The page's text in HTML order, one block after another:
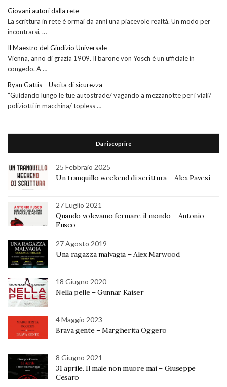
Giovani autori dalla rete
La scrittura in rete è ormai da anni una piacevole realtà. Un modo per
incontrarsi, …
Il Maestro del Giudizio Universale
Vienna, anno di grazia 1909. Il barone von Yosch è un ufficiale in
congedo. A …
Ryan Gattis – Uscita di sicurezza
“Guidando lungo le tue autostrade/ vagando a mezzanotte per i viali/
poliziotti in macchina/ topless …
Da riscoprire
25 Febbraio 2025
Un tranquillo weekend di scrittura – Alex Pavesi
27 Luglio 2021
Quando volevamo fermare il mondo – Antonio
Fusco
27 Agosto 2019
Una ragazza malvagia – Alex Marwood
18 Giugno 2020
Nella pelle – Gunnar Kaiser
4 Maggio 2023
Brava gente – Margherita Oggero
8 Giugno 2021
31 aprile. Il male non muore mai – Giuseppe
Cesaro